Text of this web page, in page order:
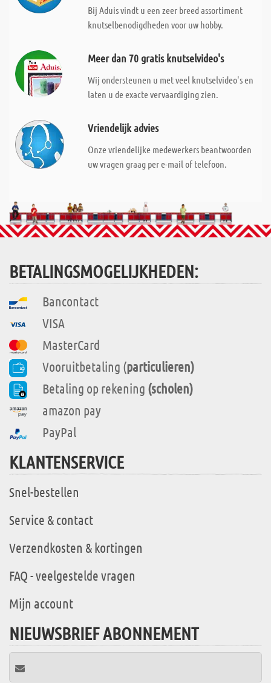
Bij Aduis vindt u een zeer breed assortiment
knutselbenodigdheden voor uw hobby.
Meer dan 70 gratis knutselvideo's
Wij ondersteunen u met veel knutselvideo's en
laten u de exacte vervaardiging zien.
Vriendelijk advies
Onze vriendelijke medewerkers beantwoorden
uw vragen graag per e-mail of telefoon.
BETALINGSMOGELIJKHEDEN:
Bancontact
VISA
MasterCard
Vooruitbetaling (particulieren)
Betaling op rekening (scholen)
amazon pay
PayPal
KLANTENSERVICE
Snel-bestellen
Service & contact
Verzendkosten & kortingen
FAQ - veelgestelde vragen
Mijn account
NIEUWSBRIEF ABONNEMENT